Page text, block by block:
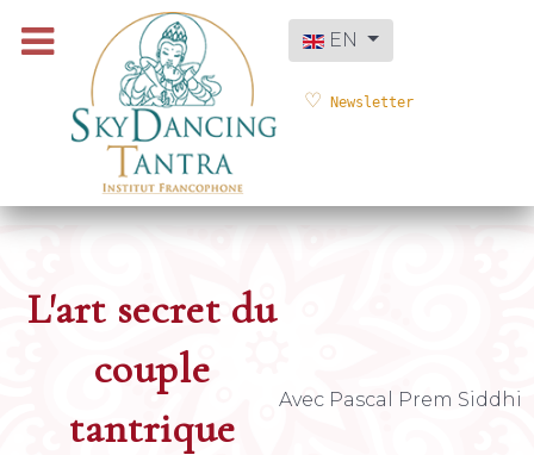
Select your language
EN
Newsletter
L'art secret du
couple
tantrique
Avec Pascal Prem Siddhi